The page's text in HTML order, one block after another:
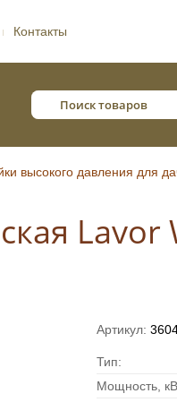
Контакты
высокого давления для
Lavor
Артикул:
Тип:
Мощность,